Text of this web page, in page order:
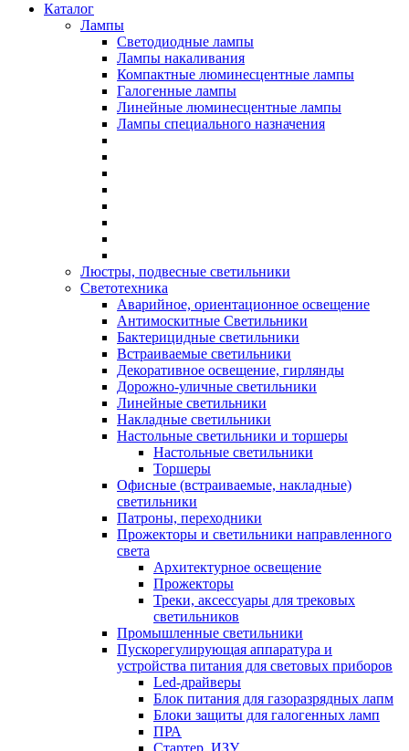
Каталог
Лампы
Светодиодные лампы
Лампы накаливания
Компактные люминесцентные лампы
Галогенные лампы
Линейные люминесцентные лампы
Лампы специального назначения
Люстры, подвесные светильники
Светотехника
Аварийное, ориентационное освещение
Антимоскитные Светильники
Бактерицидные светильники
Встраиваемые светильники
Декоративное освещение, гирлянды
Дорожно-уличные светильники
Линейные светильники
Накладные светильники
Настольные светильники и торшеры
Настольные светильники
Торшеры
Офисные (встраиваемые, накладные)
светильники
Патроны, переходники
Прожекторы и светильники направленного
света
Архитектурное освещение
Прожекторы
Треки, аксессуары для трековых
светильников
Промышленные светильники
Пускорегулирующая аппаратура и
устройства питания для световых приборов
Led-драйверы
Блок питания для газоразрядных лапм
Блоки защиты для галогенных ламп
ПРА
Стартер, ИЗУ